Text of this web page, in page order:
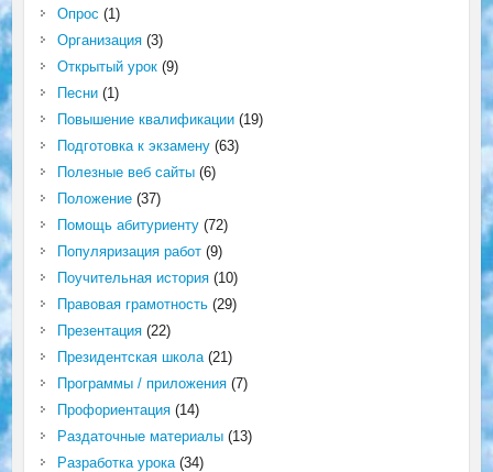
Опрос (1)
Организация(3)
Открытый урок(9)
Песни(1)
Повышение квалификации(19)
Подготовка к экзамену(63)
Полезные веб сайты(6)
Положение(37)
Помощь абитуриенту(72)
Популяризация работ(9)
Поучительная история(10)
Правовая грамотность(29)
Презентация(22)
Президентская школа(21)
Программы / приложения(7)
Профориентация(14)
Раздаточные материалы(13)
Разработка урока(34)